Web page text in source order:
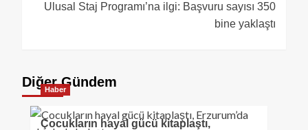
Ulusal Staj Programı’na ilgi: Başvuru sayısı 350
bine yaklaştı
Diğer Gündem
Haber
Çocukların hayal gücü kitaplaştı,